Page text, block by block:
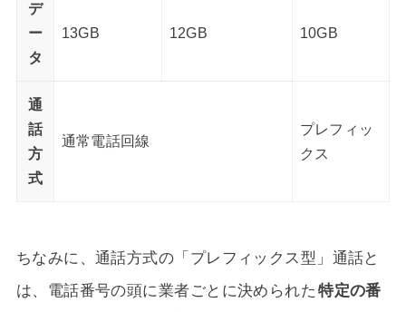
デ
ー
タ
13GB 12GB 10GB
通
話
方
式
通常電話回線
プレフィッ
クス
ちなみに、通話方式の「プレフィックス型」通話と
は、電話番号の頭に業者ごとに決められた 特定の番